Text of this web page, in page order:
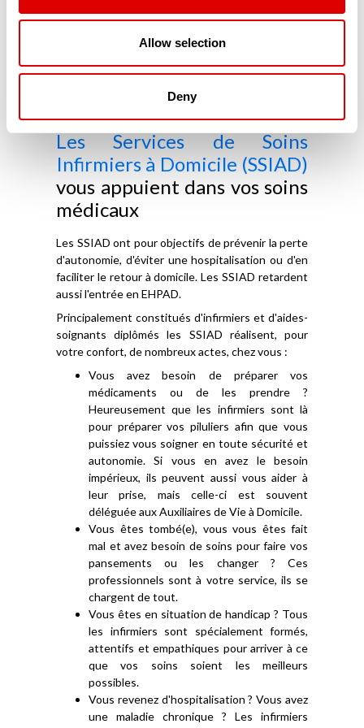
Allow selection
Deny
des dispositifs d'appui.
Votre médecin vous a prescrit des
plus ? Des professionnels sont là pour vous
rappeler vos prises médicamenteuses et
Les Services de Soins
Infirmiers à Domicile (SSIAD)
vous appuient dans vos soins
médicaux
Les SSIAD ont pour objectifs de prévenir la perte
d'autonomie, d'éviter une hospitalisation ou d'en
faciliter le retour à domicile. Les SSIAD retardent
aussi l'entrée en EHPAD.
Principalement constitués d'infirmiers et d'aides-
soignants diplômés les SSIAD réalisent, pour
votre confort, de nombreux actes, chez vous :
Vous avez besoin de préparer vos
médicaments ou de les prendre ?
Heureusement que les infirmiers sont là
pour préparer vos piluliers afin que vous
puissiez vous soigner en toute sécurité et
autonomie. Si vous en avez le besoin
impérieux, ils peuvent aussi vous aider à
leur prise, mais celle-ci est souvent
déléguée aux Auxiliaires de Vie à Domicile.
Vous êtes tombé(e), vous vous êtes fait
mal et avez besoin de soins pour faire vos
pansements ou les changer ? Ces
professionnels sont à votre service, ils se
chargent de tout.
Vous êtes en situation de handicap ? Tous
les infirmiers sont spécialement formés,
attentifs et empathiques pour arriver à ce
que vos soins soient les meilleurs
possibles.
Vous revenez d'hospitalisation ? Vous avez
une maladie chronique ? Les infirmiers